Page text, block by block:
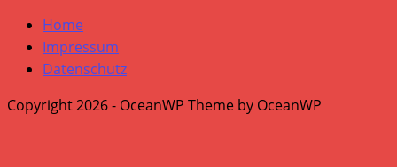
Home
Impressum
Datenschutz
Copyright 2026 - OceanWP Theme by OceanWP